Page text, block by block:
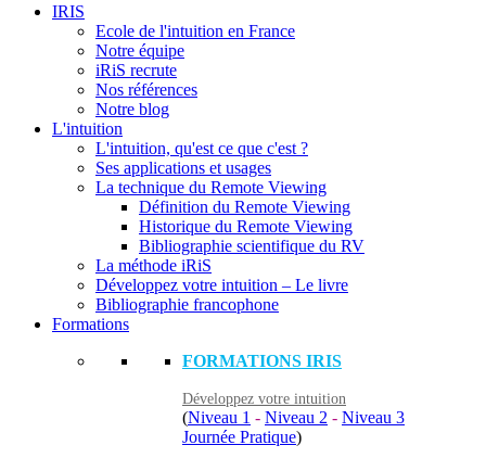
IRIS
Ecole de l'intuition en France
Notre équipe
iRiS recrute
Nos références
Notre blog
L'intuition
L'intuition, qu'est ce que c'est ?
Ses applications et usages
La technique du Remote Viewing
Définition du Remote Viewing
Historique du Remote Viewing
Bibliographie scientifique du RV
La méthode iRiS
Développez votre intuition – Le livre
Bibliographie francophone
Formations
FORMATIONS IRIS
Développez votre intuition
(Niveau 1 - Niveau 2 - Niveau 3
Journée Pratique)